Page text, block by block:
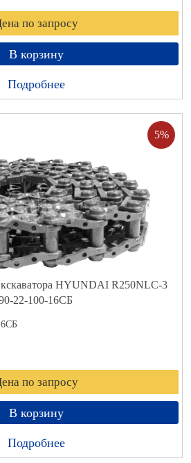
по запросу
В корзину
Подробнее
5%
HYUNDAI R250NLC-3
22-100-16СБ
по запросу
В корзину
Подробнее